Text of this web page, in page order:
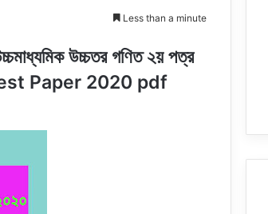
Less than a minute
উচ্চতর গণিত ২য় পত্র
Paper 2020 pdf